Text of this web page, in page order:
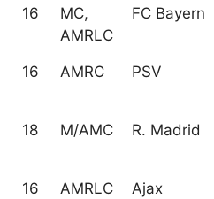
16
MC,
AMRLC
FC Bayern
16 AMRC PSV
18 M/AMC R. Madrid
16 AMRLC Ajax